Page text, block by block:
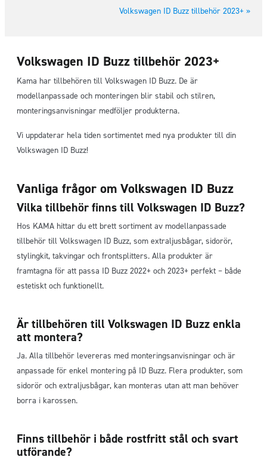
Volkswagen ID Buzz tillbehör 2023+ »
Volkswagen ID Buzz tillbehör 2023+
Kama har tillbehören till Volkswagen ID Buzz. De är
modellanpassade och monteringen blir stabil och stilren,
monteringsanvisningar medföljer produkterna.
Vi uppdaterar hela tiden sortimentet med nya produkter till din
Volkswagen ID Buzz!
Vanliga frågor om Volkswagen ID Buzz
Vilka tillbehör finns till Volkswagen ID Buzz?
Hos KAMA hittar du ett brett sortiment av modellanpassade
tillbehör till Volkswagen ID Buzz, som extraljusbågar, sidorör,
stylingkit, takvingar och frontsplitters. Alla produkter är
framtagna för att passa ID Buzz 2022+ och 2023+ perfekt – både
estetiskt och funktionellt.
Är tillbehören till Volkswagen ID Buzz enkla
att montera?
Ja. Alla tillbehör levereras med monteringsanvisningar och är
anpassade för enkel montering på ID Buzz. Flera produkter, som
sidorör och extraljusbågar, kan monteras utan att man behöver
borra i karossen.
Finns tillbehör i både rostfritt stål och svart
utförande?